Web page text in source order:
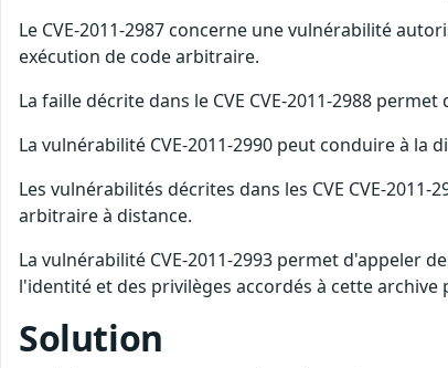
Le CVE-2011-2987 concerne une vulnérabilité
exécution de code arbitraire.
La faille décrite dans le CVE CVE-2011-2988
La vulnérabilité CVE-2011-2990 peut conduire à
Les vulnérabilités décrites dans les CVE CVE-
arbitraire à distance.
La vulnérabilité CVE-2011-2993 permet d'appeler
l'identité et des privilèges accordés à cette archive
Solution